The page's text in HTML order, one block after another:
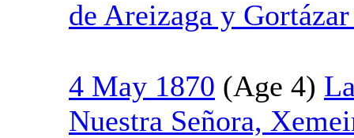
de Areizaga y
4 May 1870
Nuestra Señora,